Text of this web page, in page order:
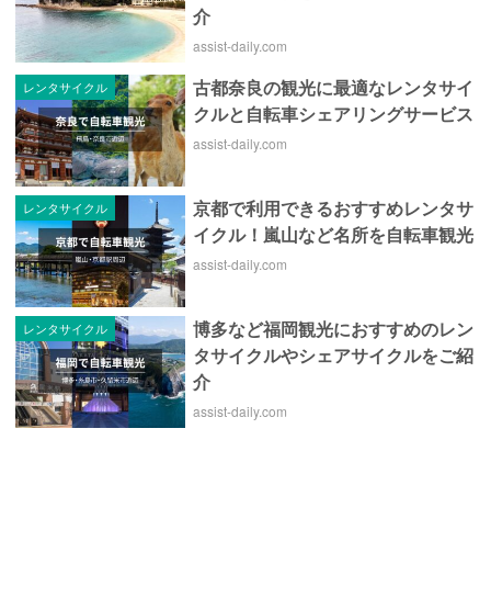
介
assist-daily.com
レンタサイクル
古都奈良の観光に最適なレンタサイ
クルと自転車シェアリングサービス
assist-daily.com
レンタサイクル
京都で利用できるおすすめレンタサ
イクル！嵐山など名所を自転車観光
assist-daily.com
レンタサイクル
博多など福岡観光におすすめのレン
タサイクルやシェアサイクルをご紹
介
assist-daily.com